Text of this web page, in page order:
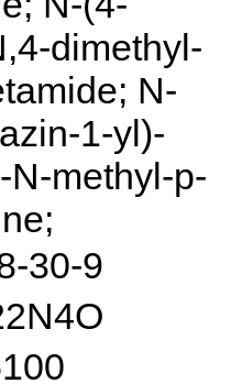
dimethyl-
N-
1-yl)-
N-methyl-p-
30-9